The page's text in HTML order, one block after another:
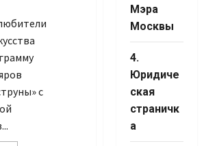
с
Мэра
Москвы
4.
Юридиче
ская
страничк
а